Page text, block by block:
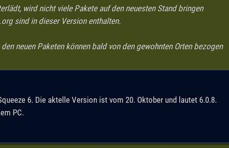
wird nicht viele Pakete auf den neuesten Stand bringen
sind in dieser Version enthalten.
neuen Paketen können bald von den gewohnten Orten bezogen
6. Die aktelle Version ist vom 20. Oktober und lautet 6.0.8.
PC.